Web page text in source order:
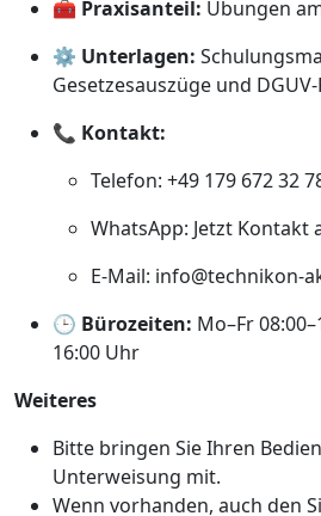
🧰 Praxisanteil: Übungen
⚙️ Unterlagen:
Gesetzesauszüge und
📞 Kontakt:
Telefon: +49 179 672 32
WhatsApp: Jetzt Kontakt
E-Mail: info@technikon-
🕒 Bürozeiten: Mo–Fr
16:00 Uhr
Weiteres
Bitte bringen Sie Ihren
Unterweisung mit.
Wenn vorhanden, auch den